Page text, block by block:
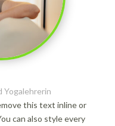
Yogalehrerin
this text inline or
can also style every